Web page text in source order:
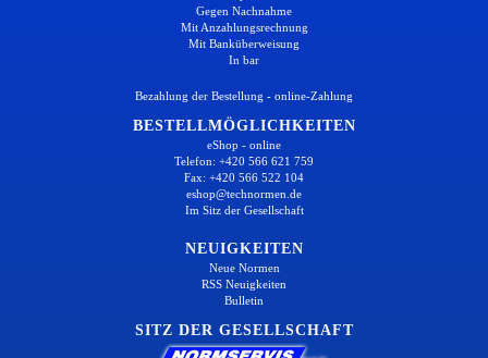
Gegen Nachnahme
Mit Anzahlungsrechnung
Mit Banküberweisung
In bar
Bezahlung der Bestellung - online-Zahlung
BESTELLMÖGLICHKEITEN
eShop - online
Telefon: +420 566 621 759
Fax: +420 566 522 104
eshop@technormen.de
Im Sitz der Gesellschaft
NEUIGKEITEN
Neue Normen
RSS Neuigkeiten
Bulletin
SITZ DER GESELLSCHAFT